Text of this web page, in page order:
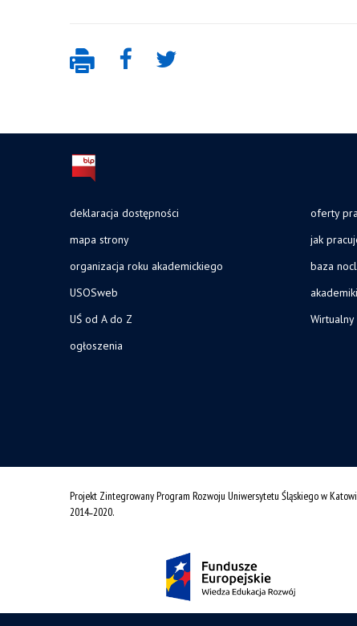
deklaracja dostępności
mapa strony
organizacja roku akademickiego
USOSweb
UŚ od A do Z
ogłoszenia
oferty
jak
baza
akademiki
Wirtualny
Projekt Zintegrowany Program Rozwoju Uniwersytetu Śląskiego w
2014˗2020.